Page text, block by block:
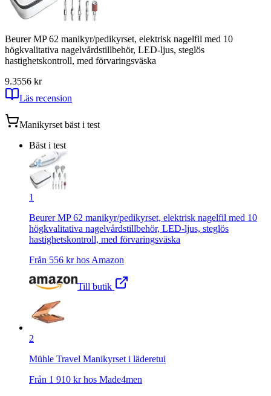
Beurer MP 62 manikyr/pedikyrset, elektrisk nagelfil med 10
högkvalitativa nagelvårdstillbehör, LED-ljus, steglös
hastighetskontroll, med förvaringsväska
9.3556 kr
Läs recension
Manikyrset bäst i test
Bäst i test
1
Beurer MP 62 manikyr/pedikyrset, elektrisk nagelfil med 10
högkvalitativa nagelvårdstillbehör, LED-ljus, steglös
hastighetskontroll, med förvaringsväska
Från 556 kr hos Amazon
Till butik
2
Mühle Travel Manikyrset i läderetui
Från 1 910 kr hos Made4men